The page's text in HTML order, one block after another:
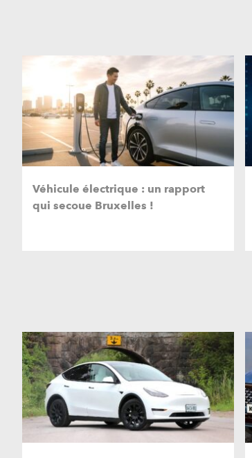
Véhicule électrique : un rapport
qui secoue Bruxelles !